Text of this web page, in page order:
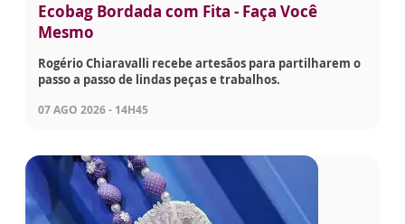
Ecobag Bordada com Fita - Faça Você
Mesmo
Rogério Chiaravalli recebe artesãos para partilharem o
passo a passo de lindas peças e trabalhos.
07 AGO 2026 - 14H45